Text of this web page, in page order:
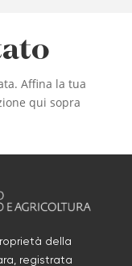
Affina la tua
qui sopra
della
registrata